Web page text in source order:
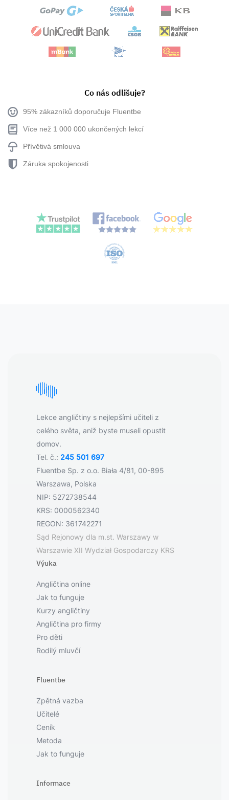
Co nás odlišuje?
95% zákazníků doporučuje Fluentbe
Více než 1 000 000 ukončených lekcí
Přívětivá smlouva
Záruka spokojenosti
Lekce angličtiny s nejlepšími učiteli z
celého světa, aniž byste museli opustit
domov.
Tel. č.: 245 501 697
Fluentbe Sp. z o.o. Biała 4/81, 00-895
Warszawa, Polska
NIP: 5272738544
KRS: 0000562340
REGON: 361742271
Sąd Rejonowy dla m.st. Warszawy w
Warszawie XII Wydział Gospodarczy KRS
Výuka
Angličtina online
Jak to funguje
Kurzy angličtiny
Angličtina pro firmy
Pro děti
Rodilý mluvčí
Fluentbe
Zpětná vazba
Učitelé
Ceník
Metoda
Jak to funguje
Informace